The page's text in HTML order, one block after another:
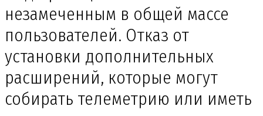
незамеченным в общей массе
пользователей. Отказ от
установки дополнительных
расширений, которые могут
собирать телеметрию или иметь